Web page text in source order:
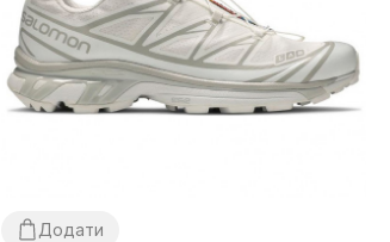
Додати